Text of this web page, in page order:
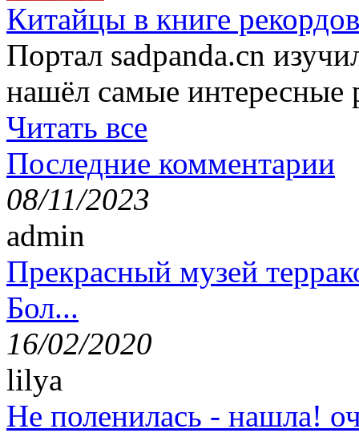
Китайцы в книге
Портал sadpanda.cn
нашёл самые интересные
Читать все
Последние комментарии
08/11/2023
admin
Прекрасный музей
Бол...
16/02/2020
lilya
Не поленилась - нашла!